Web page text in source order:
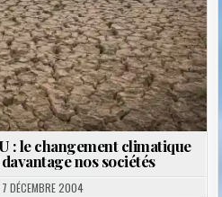
: le changement climatique
nos sociétés
7 DÉCEMBRE 2004